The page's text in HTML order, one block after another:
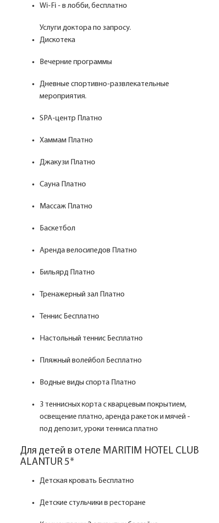
Wi-Fi - в лобби, бесплатно
Услуги доктора по запросу.
Дискотека
Вечерние программы
Дневные спортивно-развлекательные
мероприятия.
SPA-центр Платно
Хаммам Платно
Джакузи Платно
Сауна Платно
Массаж Платно
Баскетбол
Аренда велосипедов Платно
Бильярд Платно
Тренажерный зал Платно
Теннис Бесплатно
Настольный теннис Бесплатно
Пляжный волейбол Бесплатно
Водные виды спорта Платно
3 теннисных корта с кварцевым покрытием,
освещение платно, аренда ракеток и мячей -
под депозит, уроки тенниса платно
Для детей в отеле MARITIM HOTEL CLUB
ALANTUR 5*
Детская кровать Бесплатно
Детские стульчики в ресторане